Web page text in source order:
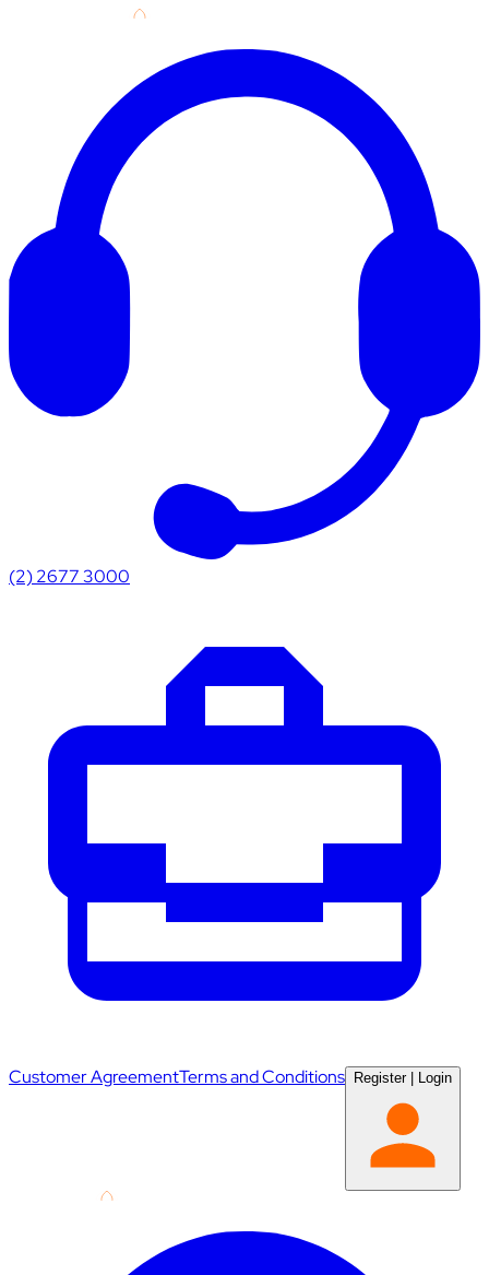
(2) 2677 3000
Customer AgreementTerms and Conditions Register| Login